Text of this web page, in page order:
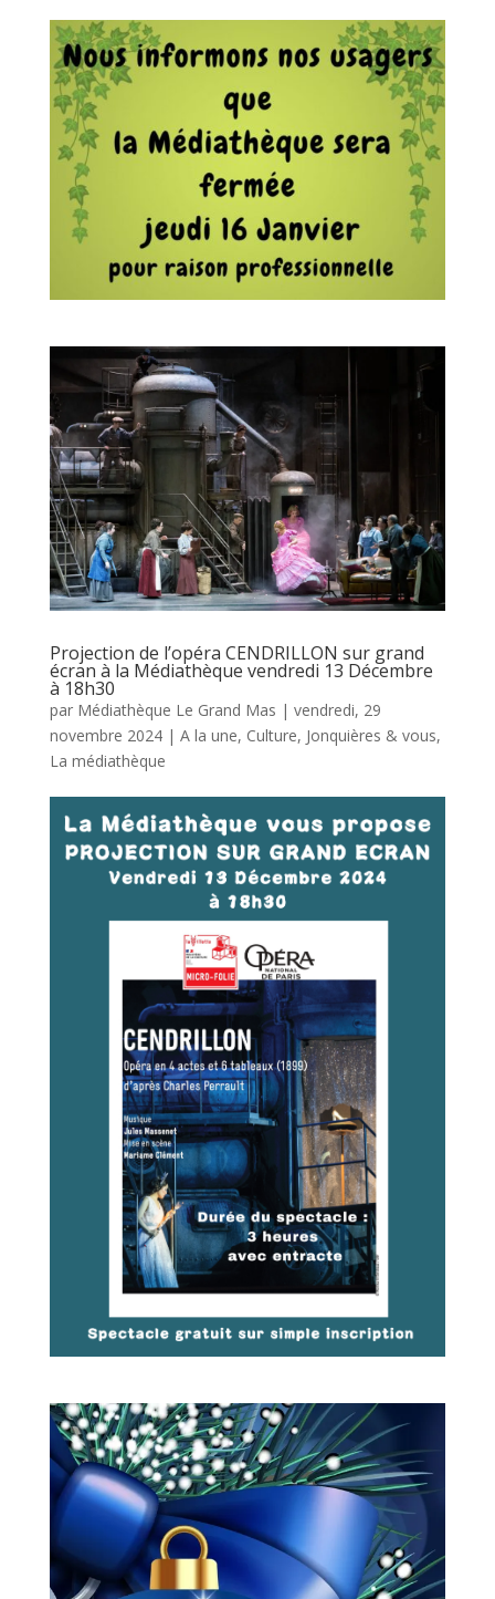
Projection de l’opéra CENDRILLON sur grand
écran à la Médiathèque vendredi 13 Décembre
à 18h30
par Médiathèque Le Grand Mas | vendredi, 29
novembre 2024| A la une, Culture, Jonquières & vous,
La médiathèque